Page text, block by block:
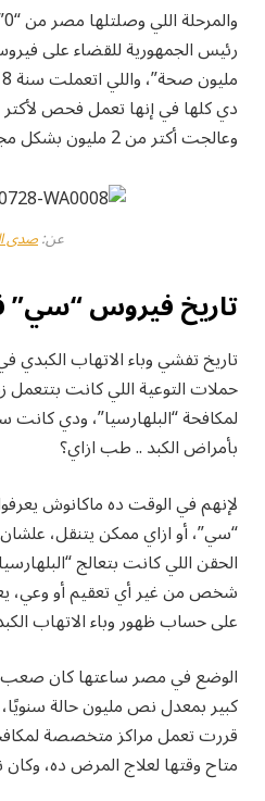
وعالجت أكتر من 2 مليون بشكل مجاني.
عن:صدى
تاريخ فيروس
تاريخ تفشي وباء الاتهاب الكبدي
حملات التوعية اللي كانت بتتعمل
لمكافحة “البلهارسيا”، ودي
بأمراض الكبد .. طب ازاي؟
لإنهم في الوقت ده ماكانوش
“سي”، أو ازاي ممكن يتنقل،
الحقن اللي كانت بتعالج
شخص من غير أي تعقيم أو وعي،
على حساب ظهور وباء الاتهاب
الوضع في مصر ساعتها كان
قررت تعمل مراكز متخصصة
متاح وقتها لعلاج المرض ده، وكان نسبة